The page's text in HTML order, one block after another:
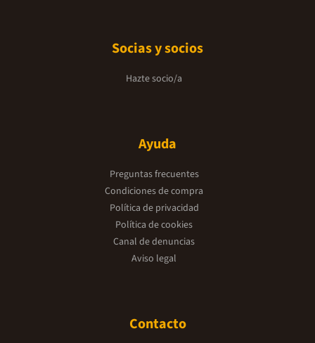
Socias y socios
Hazte socio/a
Ayuda
Preguntas frecuentes
Condiciones de compra
Política de privacidad
Política de cookies
Canal de denuncias
Aviso legal
Contacto